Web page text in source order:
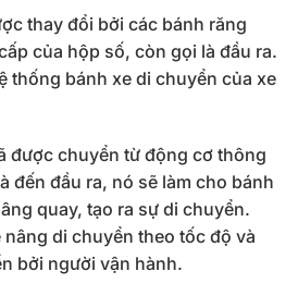
thay đổi bởi các bánh răng
của hộp số, còn gọi là đầu ra.
thống bánh xe di chuyển của xe
được chuyển từ động cơ thông
đến đầu ra, nó sẽ làm cho bánh
quay, tạo ra sự di chuyển.
di chuyển theo tốc độ và
bởi người vận hành.